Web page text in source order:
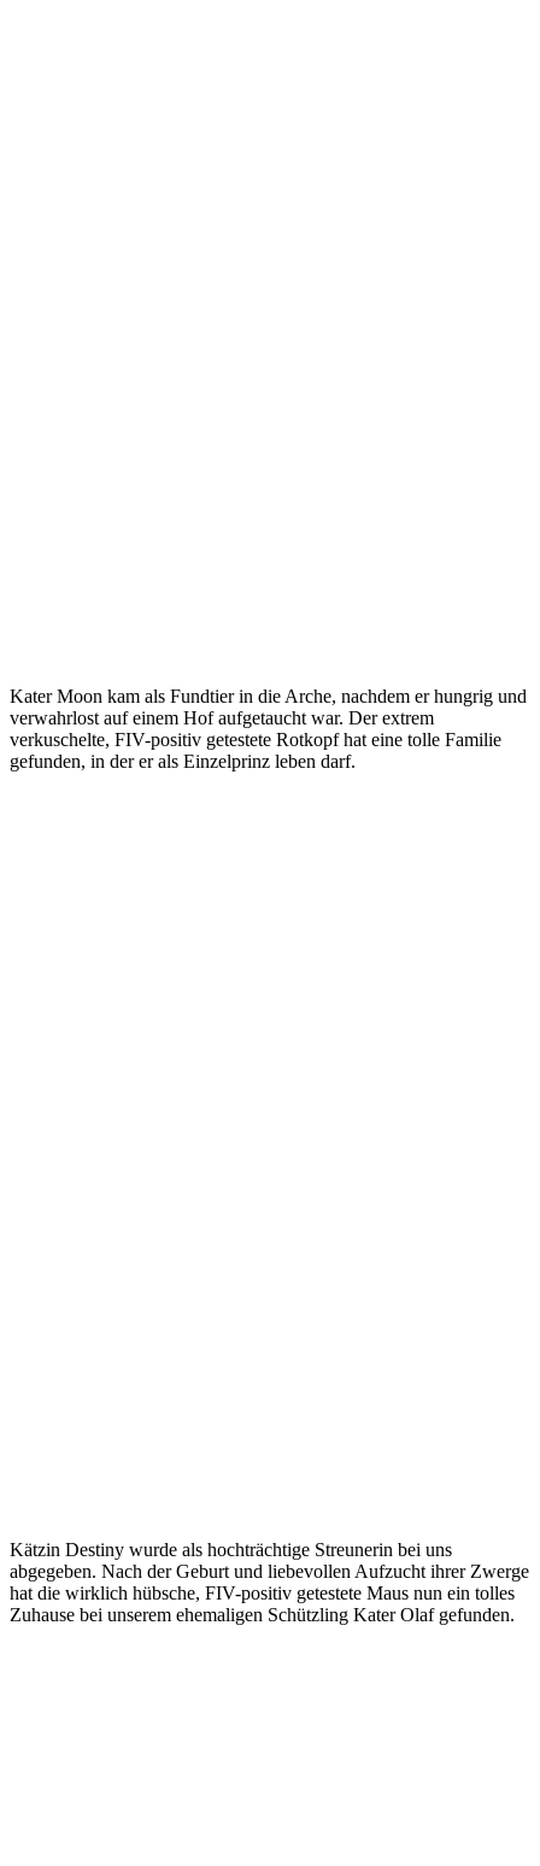
Kater Moon kam als Fundtier in die Arche, nachdem er hungrig und
verwahrlost auf einem Hof aufgetaucht war. Der extrem
verkuschelte, FIV-positiv getestete Rotkopf hat eine tolle Familie
gefunden, in der er als Einzelprinz leben darf.
Kätzin Destiny wurde als hochträchtige Streunerin bei uns
abgegeben. Nach der Geburt und liebevollen Aufzucht ihrer Zwerge
hat die wirklich hübsche, FIV-positiv getestete Maus nun ein tolles
Zuhause bei unserem ehemaligen Schützling Kater Olaf gefunden.